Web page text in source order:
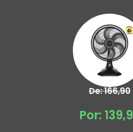
De: 166,90
Por: